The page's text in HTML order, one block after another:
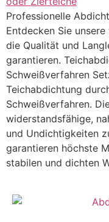
Professionelle
Entdecken Sie
die Qualität und
garantieren.
Schweißverfahren
Teichabdichtung
Schweißverfahren.
widerstandsfähige,
und Undichtigkeiten
garantieren höchste
stabilen und dichten